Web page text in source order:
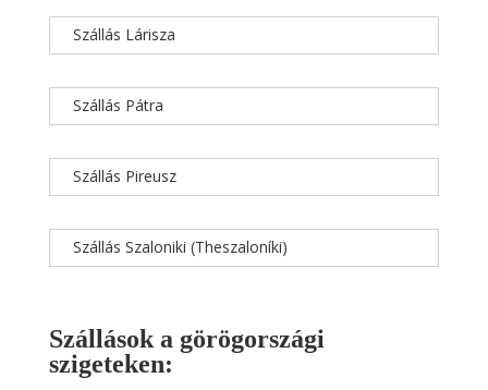
Szállás Lárisza
Szállás Pátra
Szállás Pireusz
Szállás Szaloniki (Theszaloníki)
Szállások a görögországi
szigeteken: